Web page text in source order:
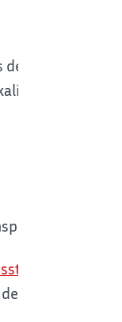
Person
Nummer